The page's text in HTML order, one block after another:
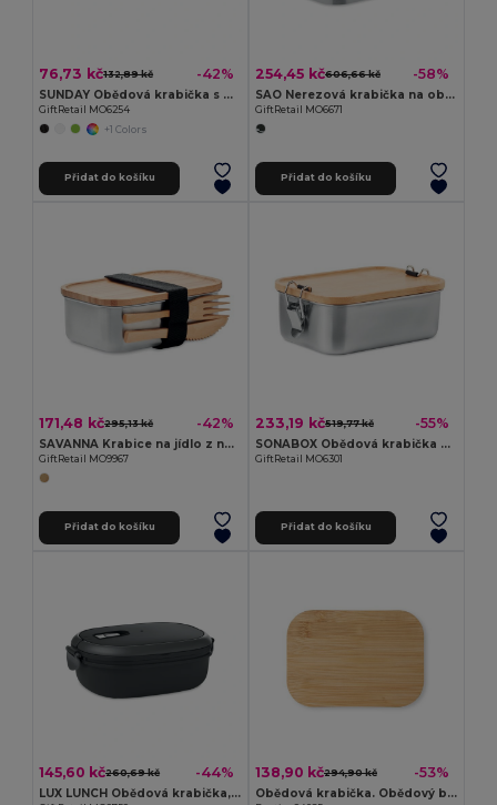
76,73 kč132,89 kč -42%
SUNDAY Obědová krabička s příbory
GiftRetail MO6254
+1 Colors
Přidat do košíku
254,45 kč606,66 kč -58%
SAO Nerezová krabička na oběd
GiftRetail MO6671
Přidat do košíku
171,48 kč295,13 kč -42%
SAVANNA Krabice na jídlo z nerezu
GiftRetail MO9967
Přidat do košíku
233,19 kč519,77 kč -55%
SONABOX Obědová krabička z nerezu
GiftRetail MO6301
Přidat do košíku
145,60 kč260,69 kč -44%
LUX LUNCH Obědová krabička, vzduchotěsná
138,90 kč294,90 kč -53%
Obědová krabička. Obědový box z nerezové oceli s bambusovým víkem